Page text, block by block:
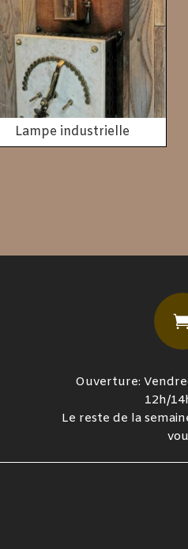
Lampe industrielle
Ouverture:
12h/
Le reste de la